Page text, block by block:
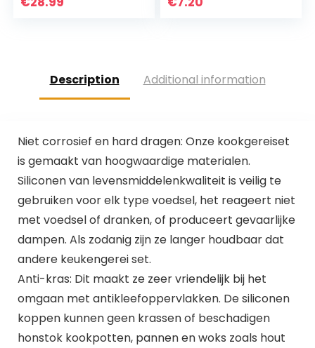
Description Additional information
Niet corrosief en hard dragen: Onze kookgereiset
is gemaakt van hoogwaardige materialen.
Siliconen van levensmiddelenkwaliteit is veilig te
gebruiken voor elk type voedsel, het reageert niet
met voedsel of dranken, of produceert gevaarlijke
dampen. Als zodanig zijn ze langer houdbaar dat
andere keukengerei set.
Anti-kras: Dit maakt ze zeer vriendelijk bij het
omgaan met antikleefoppervlakken. De siliconen
koppen kunnen geen krassen of beschadigen
honstok kookpotten, pannen en woks zoals hout